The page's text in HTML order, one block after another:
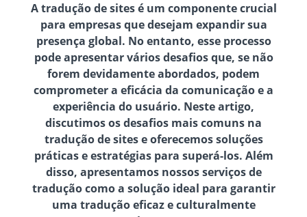
A tradução de sites é um componente crucial
para empresas que desejam expandir sua
presença global. No entanto, esse processo
pode apresentar vários desafios que, se não
forem devidamente abordados, podem
comprometer a eficácia da comunicação e a
experiência do usuário. Neste artigo,
discutimos os desafios mais comuns na
tradução de sites e oferecemos soluções
práticas e estratégias para superá-los. Além
disso, apresentamos nossos serviços de
tradução como a solução ideal para garantir
uma tradução eficaz e culturalmente